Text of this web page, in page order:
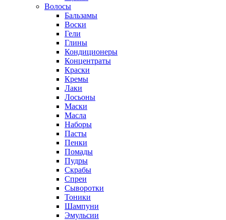
Волосы
Бальзамы
Воски
Гели
Глины
Кондиционеры
Концентраты
Краски
Кремы
Лаки
Лосьоны
Маски
Масла
Наборы
Пасты
Пенки
Помады
Пудры
Скрабы
Спреи
Сыворотки
Тоники
Шампуни
Эмульсии